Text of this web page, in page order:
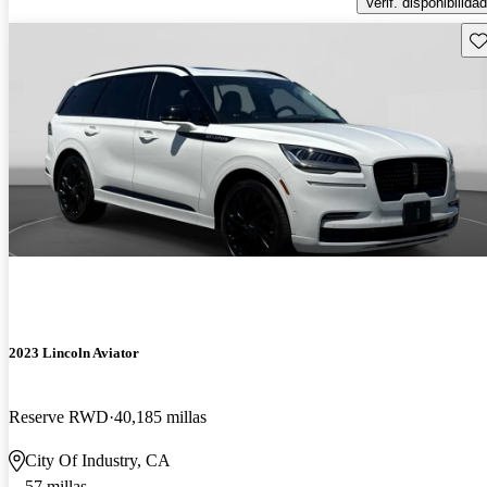
2023 Lincoln Aviator
Reserve RWD 40,185 millas
City Of Industry, CA